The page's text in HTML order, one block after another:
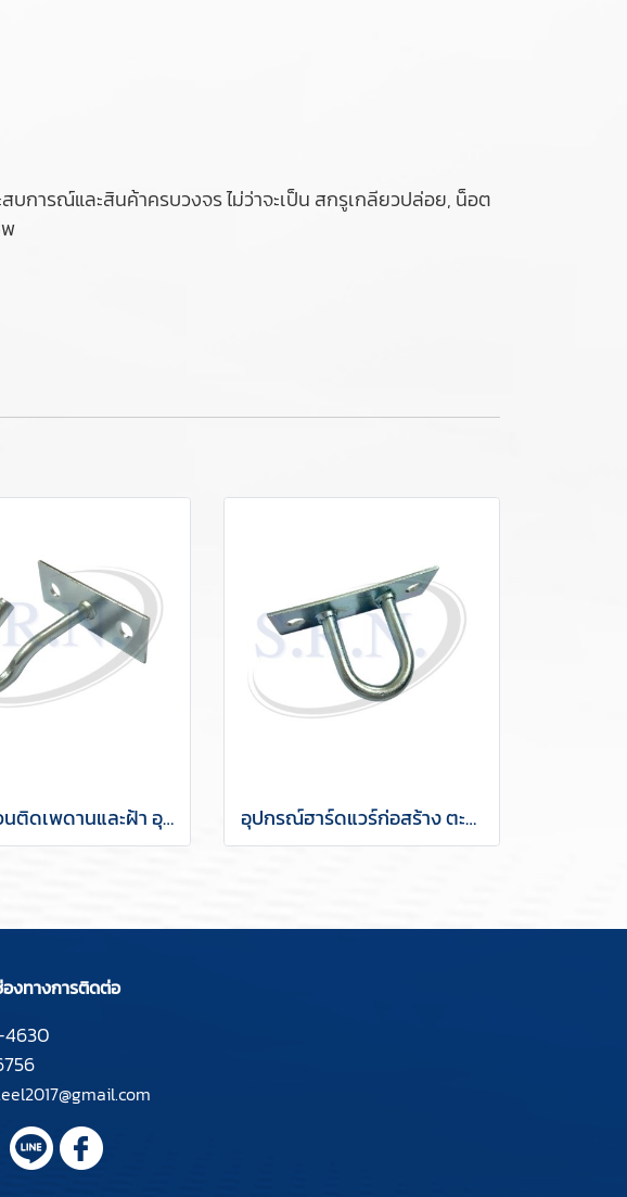
บการณ์และสินค้าครบวงจร ไม่ว่าจะเป็น สกรูเกลียวปล่อย, น็อต
ตะขอแขวนติดเพดานและฝ้า อุปกรณ์ฮาร์ดแวร์ก่อสร้าง อุปกรณ์ฮาร์ดแวร์ก่อสร้าง ตะขอตัวยูติดเพดาน
งทางการติดต่อ